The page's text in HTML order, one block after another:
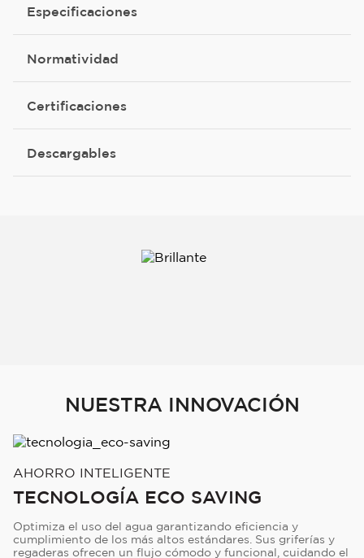
Especificaciones
Normatividad
Certificaciones
Descargables
NUESTRA INNOVACIÓN
AHORRO INTELIGENTE
TECNOLOGÍA ECO SAVING
Optimiza el uso del agua garantizando eficiencia y
cumplimiento de los más altos estándares. Sus griferías y
regaderas ofrecen un flujo cómodo y funcional, cuidando el